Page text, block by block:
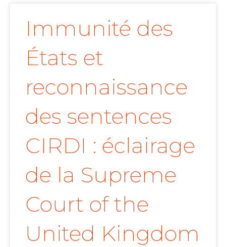
Immunité des
États et
reconnaissance
des sentences
CIRDI : éclairage
de la Supreme
Court of the
United Kingdom